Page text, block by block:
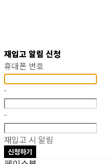
재입고 알림 신청
휴대폰 번호
-
-
재입고 시 알림
신청하기